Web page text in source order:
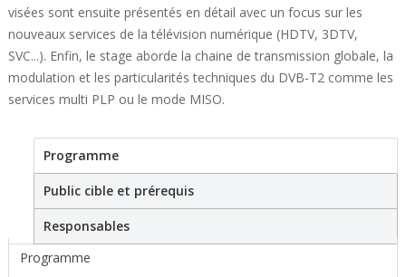
visées sont ensuite présentés en détail avec un focus sur les
nouveaux services de la télévision numérique (HDTV, 3DTV,
SVC...). Enfin, le stage aborde la chaine de transmission globale, la
modulation et les particularités techniques du DVB-T2 comme les
services multi PLP ou le mode MISO.
StageProgramme(active tab)
Public cible et prérequis
Responsables
Programme